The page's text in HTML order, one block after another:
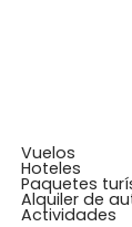
Vuelos
Hoteles
Paquetes
Alquiler de
Actividades